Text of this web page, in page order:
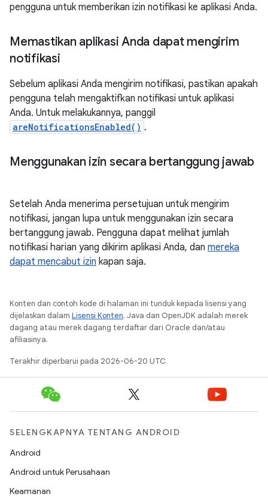
pengguna untuk memberikan izin notifikasi ke aplikasi Anda.
Memastikan aplikasi Anda dapat mengirim
notifikasi
Sebelum aplikasi Anda mengirim notifikasi, pastikan apakah
pengguna telah mengaktifkan notifikasi untuk aplikasi
Anda. Untuk melakukannya, panggil
areNotificationsEnabled() .
Menggunakan izin secara bertanggung jawab
Setelah Anda menerima persetujuan untuk mengirim
notifikasi, jangan lupa untuk menggunakan izin secara
bertanggung jawab. Pengguna dapat melihat jumlah
notifikasi harian yang dikirim aplikasi Anda, dan mereka
dapat mencabut izin kapan saja.
Konten dan contoh kode di halaman ini tunduk kepada lisensi yang
dijelaskan dalam Lisensi Konten. Java dan OpenJDK adalah merek
dagang atau merek dagang terdaftar dari Oracle dan/atau
afiliasinya.
Terakhir diperbarui pada 2026-06-20 UTC.
SELENGKAPNYA TENTANG ANDROID
Android
Android untuk Perusahaan
Keamanan